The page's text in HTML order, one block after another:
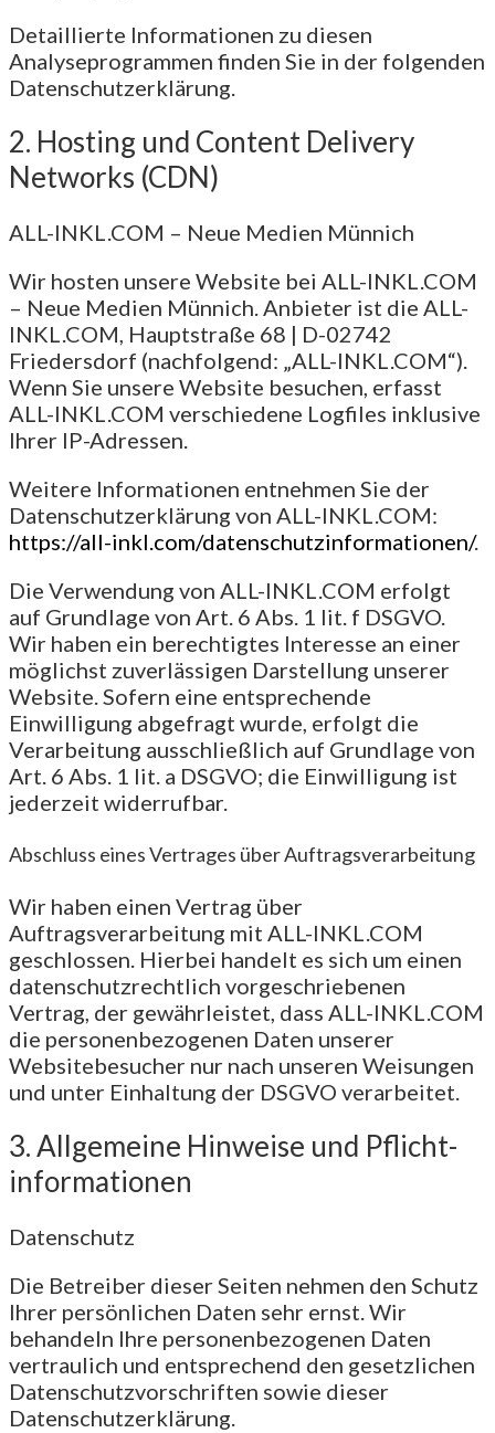
Detaillierte Informationen zu diesen
Analyseprogrammen finden Sie in der folgenden
Datenschutzerklärung.
2. Hosting und Content Delivery
Networks (CDN)
ALL-INKL.COM – Neue Medien Münnich
Wir hosten unsere Website bei ALL-INKL.COM
– Neue Medien Münnich. Anbieter ist die ALL-
INKL.COM, Hauptstraße 68 | D-02742
Friedersdorf (nachfolgend: „ALL-INKL.COM“).
Wenn Sie unsere Website besuchen, erfasst
ALL-INKL.COM verschiedene Logfiles inklusive
Ihrer IP-Adressen.
Weitere Informationen entnehmen Sie der
Datenschutzerklärung von ALL-INKL.COM:
https://all-inkl.com/datenschutzinformationen/.
Die Verwendung von ALL-INKL.COM erfolgt
auf Grundlage von Art. 6 Abs. 1 lit. f DSGVO.
Wir haben ein berechtigtes Interesse an einer
möglichst zuverlässigen Darstellung unserer
Website. Sofern eine entsprechende
Einwilligung abgefragt wurde, erfolgt die
Verarbeitung ausschließlich auf Grundlage von
Art. 6 Abs. 1 lit. a DSGVO; die Einwilligung ist
jederzeit widerrufbar.
Abschluss eines Vertrages über Auftragsverarbeitung
Wir haben einen Vertrag über
Auftragsverarbeitung mit ALL-INKL.COM
geschlossen. Hierbei handelt es sich um einen
datenschutzrechtlich vorgeschriebenen
Vertrag, der gewährleistet, dass ALL-INKL.COM
die personenbezogenen Daten unserer
Websitebesucher nur nach unseren Weisungen
und unter Einhaltung der DSGVO verarbeitet.
3. Allgemeine Hinweise und Pflicht­
informationen
Datenschutz
Die Betreiber dieser Seiten nehmen den Schutz
Ihrer persönlichen Daten sehr ernst. Wir
behandeln Ihre personenbezogenen Daten
vertraulich und entsprechend den gesetzlichen
Datenschutzvorschriften sowie dieser
Datenschutzerklärung.